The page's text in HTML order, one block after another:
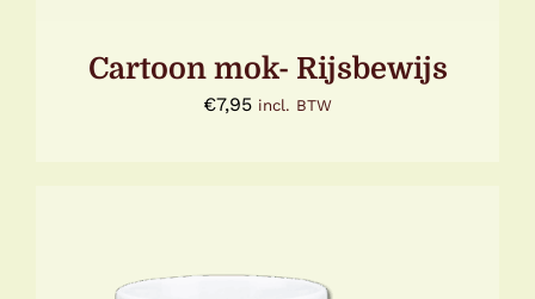
Cartoon mok- Rijsbewijs
€7,95 incl. BTW